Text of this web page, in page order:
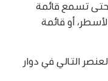
حتى تسمع قائمة
أو قائمة
التالي في دوار